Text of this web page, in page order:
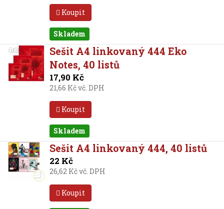
Koupit
Skladem
Sešit A4 linkovaný 444 Eko
Notes, 40 listů
17,90 Kč
21,66 Kč vč. DPH
Koupit
Skladem
Sešit A4 linkovaný 444, 40 listů
22 Kč
26,62 Kč vč. DPH
Koupit